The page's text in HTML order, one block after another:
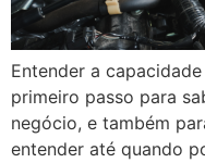
Entender a
primeiro passo para
negócio, e também
entender até quando